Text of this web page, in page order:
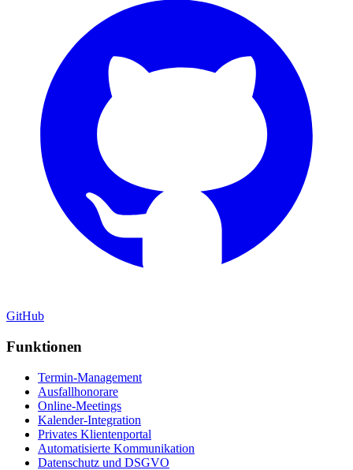
GitHub
Funktionen
Termin-Management
Ausfallhonorare
Online-Meetings
Kalender-Integration
Privates Klientenportal
Automatisierte Kommunikation
Datenschutz und DSGVO